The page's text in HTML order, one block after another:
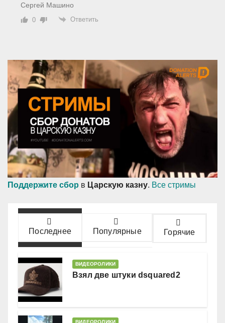
Сергей Машино
0 Ответить
Поддержите сбор в Царскую казну. Все стримы
Последнее Популярные Горячие
ВИДЕОРОЛИКИ
Взял две штуки dsquared2